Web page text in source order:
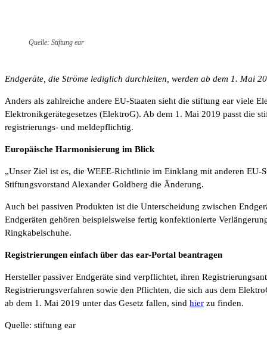
Quelle: Stiftung ear
Endgeräte, die Ströme lediglich durchleiten, werden ab dem 1. Mai
Anders als zahlreiche andere EU-Staaten sieht die stiftung ear viele
Elektronikgerätegesetzes (ElektroG). Ab dem 1. Mai 2019 passt die
registrierungs- und meldepflichtig.
Europäische Harmonisierung im Blick
„Unser Ziel ist es, die WEEE-Richtlinie im Einklang mit anderen
Stiftungsvorstand Alexander Goldberg die Änderung.
Auch bei passiven Produkten ist die Unterscheidung zwischen
Endgeräten gehören beispielsweise fertig konfektionierte
Ringkabelschuhe.
Registrierungen einfach über das ear-Portal beantragen
Hersteller passiver Endgeräte sind verpflichtet, ihren
Registrierungsverfahren sowie den Pflichten, die sich aus dem
ab dem 1. Mai 2019 unter das Gesetz fallen, sind hier zu finden.
Quelle: stiftung ear